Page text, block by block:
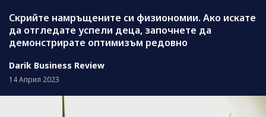
Скрийте намръщените си физиономии. Ако искате
да отгледате успели деца, започнете да
демонстрирате оптимизъм редовно
Darik Business Review
14 Април 2023